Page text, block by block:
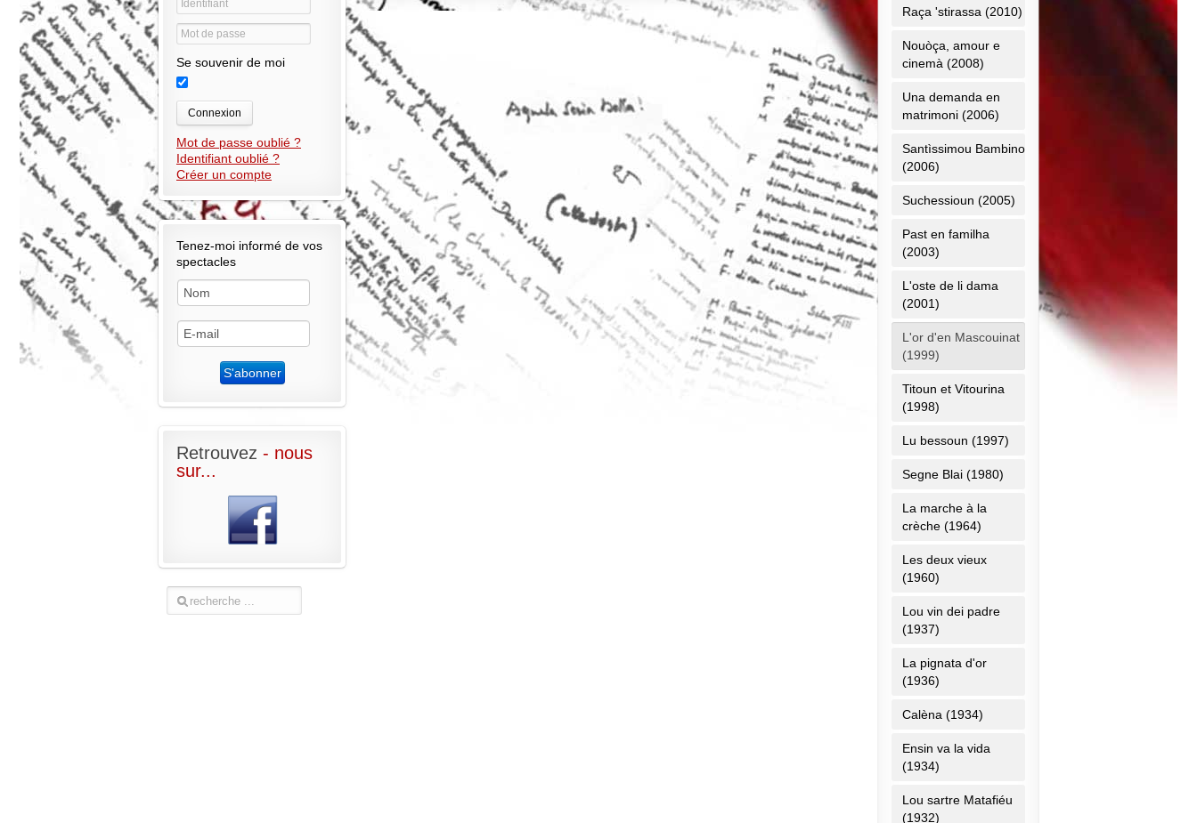
Se souvenir de moi
Connexion
Mot de passe oublié ?
Identifiant oublié ?
Créer un compte
Tenez-moi informé de vos
spectacles
Retrouvez - nous
sur...
Raça 'stirassa (2010)
Nouòça, amour e
cinemà (2008)
Una demanda en
matrimoni (2006)
Santìssimou Bambino
(2006)
Suchessioun (2005)
Past en familha
(2003)
L'oste de li dama
(2001)
L'or d'en Mascouinat
(1999)
Titoun et Vitourina
(1998)
Lu bessoun (1997)
Segne Blai (1980)
La marche à la
crèche (1964)
Les deux vieux
(1960)
Lou vin dei padre
(1937)
La pignata d'or
(1936)
Calèna (1934)
Ensin va la vida
(1934)
Lou sartre Matafiéu
(1932)